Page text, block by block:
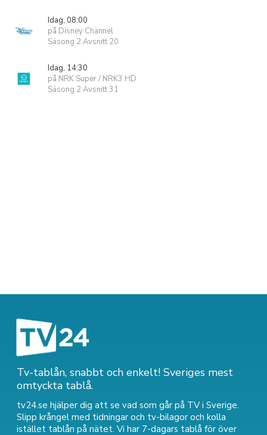
Idag, 08:00
på Disney Channel
Säsong 2 Avsnitt 20
Idag, 14:30
på NRK Super / NRK3 HD
Säsong 2 Avsnitt 31
Tv-tablån, snabbt och enkelt! Sveriges mest
omtyckta tablå.
tv24.se hjälper dig att se vad som går på TV i Sverige.
Slipp krångel med tidningar och tv-bilagor och kolla
istället tablån på nätet. Vi har 7-dagars tablå för över